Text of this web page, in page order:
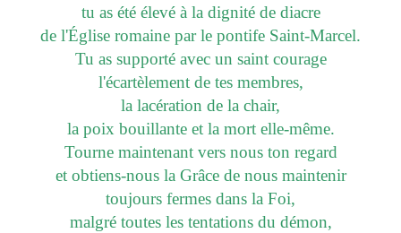
tu as été élevé à la dignité de diacre
de l'Église romaine par le pontife Saint-Marcel.
Tu as supporté avec un saint courage
l'écartèlement de tes membres,
la lacération de la chair,
la poix bouillante et la mort elle-même.
Tourne maintenant vers nous ton regard
et obtiens-nous la Grâce de nous maintenir
toujours fermes dans la Foi,
malgré toutes les tentations du démon,